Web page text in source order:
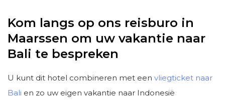
Kom langs op ons reisburo in
Maarssen om uw vakantie naar
Bali te bespreken
U kunt dit hotel combineren met een vliegticket naar
Bali en zo uw eigen vakantie naar Indonesië